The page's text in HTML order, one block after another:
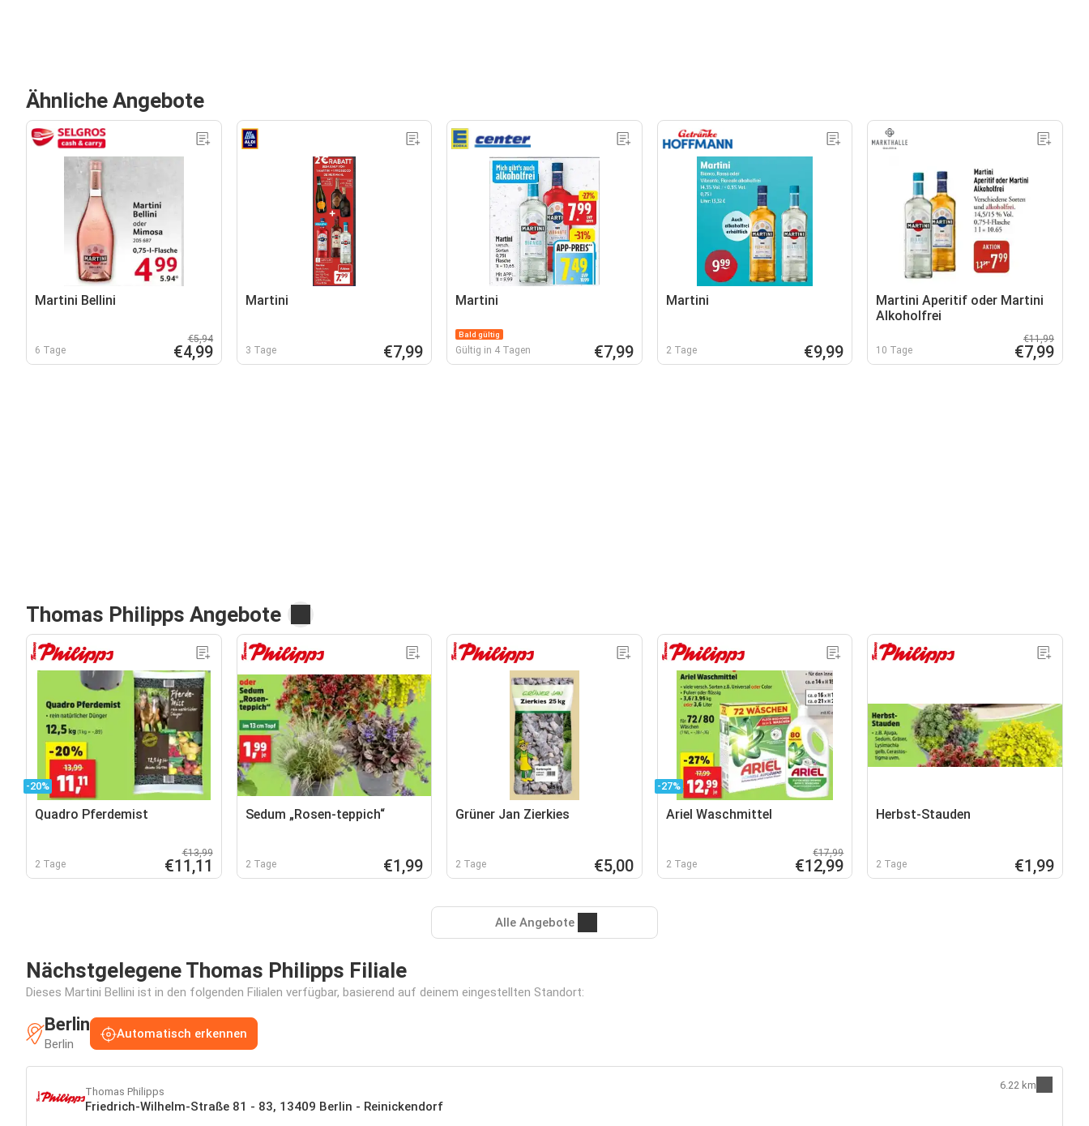
Ähnliche Angebote
Martini Bellini
6 Tage
€5,94
€4,99
Martini
3 Tage €7,99
Martini
Bald gültig
Gültig in 4 Tagen €7,99
Martini
2 Tage €9,99
Martini Aperitif oder Martini
Alkoholfrei
10 Tage
€11,99
€7,99
Thomas Philipps Angebote
-20%
Quadro Pferdemist
2 Tage
€13,99
€11,11
Sedum „Rosen-teppich“
2 Tage €1,99
Grüner Jan Zierkies
2 Tage €5,00
-27%
Ariel Waschmittel
2 Tage
€17,99
€12,99
Herbst-Stauden
2 Tage €1,99
Alle Angebote
Nächstgelegene Thomas Philipps Filiale
Dieses Martini Bellini ist in den folgenden Filialen verfügbar, basierend auf deinem eingestellten Standort:
Berlin
Berlin
Automatisch erkennen
Thomas Philipps
Friedrich-Wilhelm-Straße 81 - 83, 13409 Berlin - Reinickendorf
6.22 km